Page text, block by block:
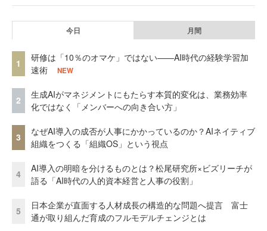
今日 月間
1
研修は「10％のオマケ」ではない——AI時代の経験学習加
速術
NEW
2
生成AIがマネジメントにもたらす本質的変化は、業務効率
化ではなく「メンバーへの向き合い方」
3
なぜAI導入の成否が人事にかかっているのか？AIネイティブ
組織をつくる「組織OS」という視点
4
AI導入の明暗を分けるものとは？松尾研究所×ビズリーチが
語る「AI時代の人的資本経営と人事の役割」
5
日本企業が直面する人材成長の構造的な問題へ提言 富士
通が取り組んだ育成のフルモデルチェンジとは